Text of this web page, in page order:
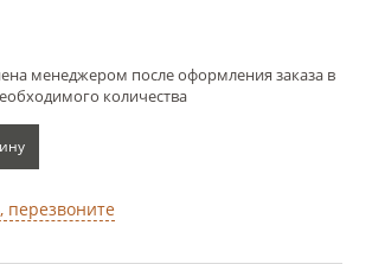
менеджером после оформления заказа в
количества
перезвоните